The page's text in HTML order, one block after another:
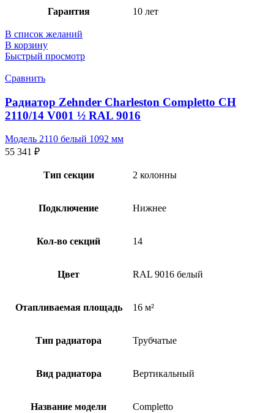
Гарантия 10 лет
В список желаний
В корзину
Быстрый просмотр
Сравнить
Радиатор Zehnder Charleston Completto CH
2110/14 V001 ½ RAL 9016
Модель 2110 белый 1092 мм
55 341 ₽
Тип секции 2 колонны
Подключение Нижнее
Кол-во секций 14
Цвет RAL 9016 белый
Отапливаемая площадь 16 м²
Тип радиатора Трубчатые
Вид радиатора Вертикальный
Название модели Completto